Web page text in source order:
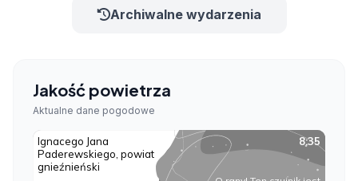
Archiwalne wydarzenia
Jakość powietrza
Aktualne dane pogodowe